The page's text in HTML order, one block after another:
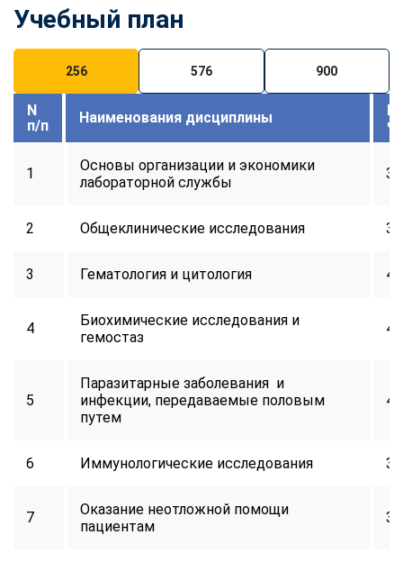
Учебный план
256 576 900
N
п/п
Наименования дисциплины
1
Основы организации и экономики
лабораторной службы
32
2 Общеклинические исследования 32
3 Гематология и цитология 40
4
Биохимические исследования и
гемостаз
40
5
Паразитарные заболевания и
инфекции, передаваемые половым
путем
40
6 Иммунологические исследования 32
7
Оказание неотложной помощи
пациентам
32